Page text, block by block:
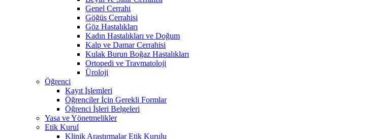
Genel Cerrahi
Göğüs Cerrahisi
Göz Hastalıkları
Kadın Hastalıkları ve Doğum
Kalp ve Damar Cerrahisi
Kulak Burun Boğaz Hastalıkları
Ortopedi ve Travmatoloji
Üroloji
Öğrenci
Kayıt İşlemleri
Öğrenciler İçin Gerekli Formlar
Öğrenci İşleri Belgeleri
Yasa ve Yönetmelikler
Etik Kurul
Klinik Araştırmalar Etik Kurulu